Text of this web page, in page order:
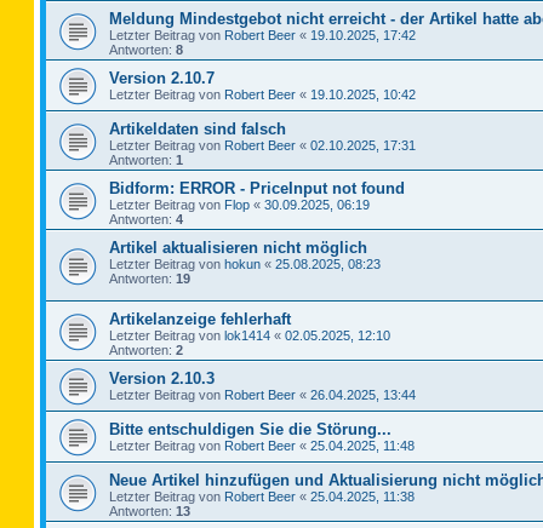
Meldung Mindestgebot nicht erreicht - der Artikel hatte
Letzter Beitrag von Robert Beer « 19.10.2025, 17:42
Antworten: 8
Version 2.10.7
Letzter Beitrag von Robert Beer « 19.10.2025, 10:42
Artikeldaten sind falsch
Letzter Beitrag von Robert Beer « 02.10.2025, 17:31
Antworten: 1
Bidform: ERROR - PriceInput not found
Letzter Beitrag von Flop « 30.09.2025, 06:19
Antworten: 4
Artikel aktualisieren nicht möglich
Letzter Beitrag von hokun « 25.08.2025, 08:23
Antworten: 19
Artikelanzeige fehlerhaft
Letzter Beitrag von lok1414 « 02.05.2025, 12:10
Antworten: 2
Version 2.10.3
Letzter Beitrag von Robert Beer « 26.04.2025, 13:44
Bitte entschuldigen Sie die Störung...
Letzter Beitrag von Robert Beer « 25.04.2025, 11:48
Neue Artikel hinzufügen und Aktualisierung nicht
Letzter Beitrag von Robert Beer « 25.04.2025, 11:38
Antworten: 13